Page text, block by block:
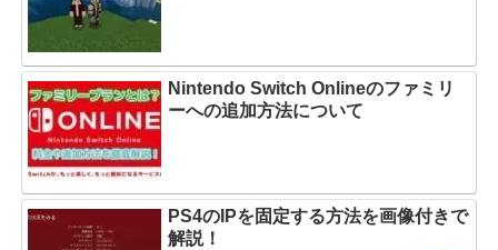
Nintendo Switch Onlineのファミリ
ーへの追加方法について
PS4のIPを固定する方法を画像付きで
解説！